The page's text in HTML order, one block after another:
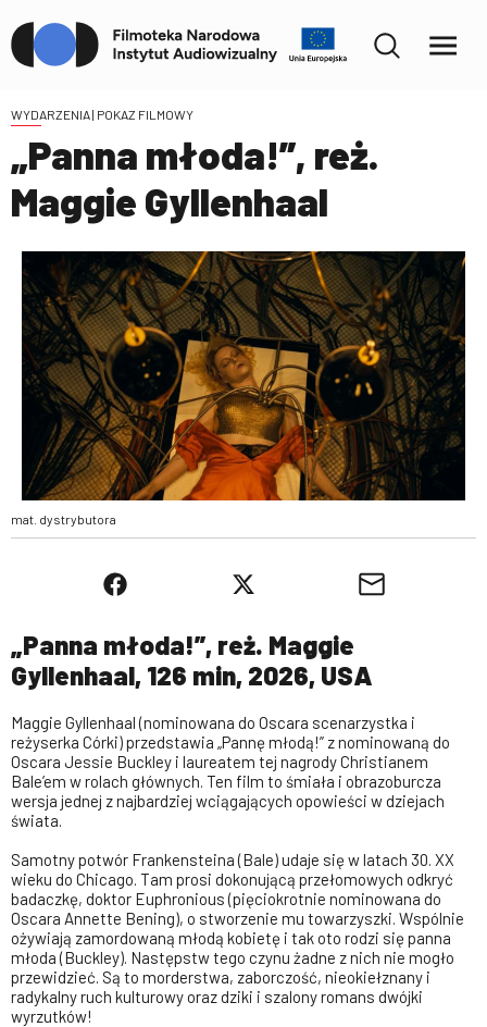
WYDARZENIA| POKAZ FILMOWY
„Panna młoda!”, reż.
Maggie Gyllenhaal
mat. dystrybutora
„Panna młoda!”, reż. Maggie
Gyllenhaal, 126 min, 2026, USA
Maggie Gyllenhaal (nominowana do Oscara scenarzystka i
reżyserka Córki) przedstawia „Pannę młodą!” z nominowaną do
Oscara Jessie Buckley i laureatem tej nagrody Christianem
Bale’em w rolach głównych. Ten film to śmiała i obrazoburcza
wersja jednej z najbardziej wciągających opowieści w dziejach
świata.
Samotny potwór Frankensteina (Bale) udaje się w latach 30. XX
wieku do Chicago. Tam prosi dokonującą przełomowych odkryć
badaczkę, doktor Euphronious (pięciokrotnie nominowana do
Oscara Annette Bening), o stworzenie mu towarzyszki. Wspólnie
ożywiają zamordowaną młodą kobietę i tak oto rodzi się panna
młoda (Buckley). Następstw tego czynu żadne z nich nie mogło
przewidzieć. Są to morderstwa, zaborczość, nieokiełznany i
radykalny ruch kulturowy oraz dziki i szalony romans dwójki
wyrzutków!